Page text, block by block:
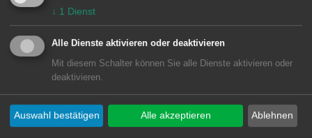
Personalausweis oder Reisepass (bei
ausländischen Staatsangehörigen:
Nationalpass)
möglicherweise ein amts- oder
fachärztliches oder
fachpsychologisches Zeugnis
↓ 1 Dienst
Alle Dienste aktivieren oder deaktivieren
Mit diesem Schalter können Sie alle Dienste aktivieren oder
deaktivieren.
Ablehnen
Auswahl bestätigen Alle akzeptieren